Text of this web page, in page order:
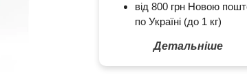
від 800 грн Новою
по Україні (до 1 кг)
Детальніше